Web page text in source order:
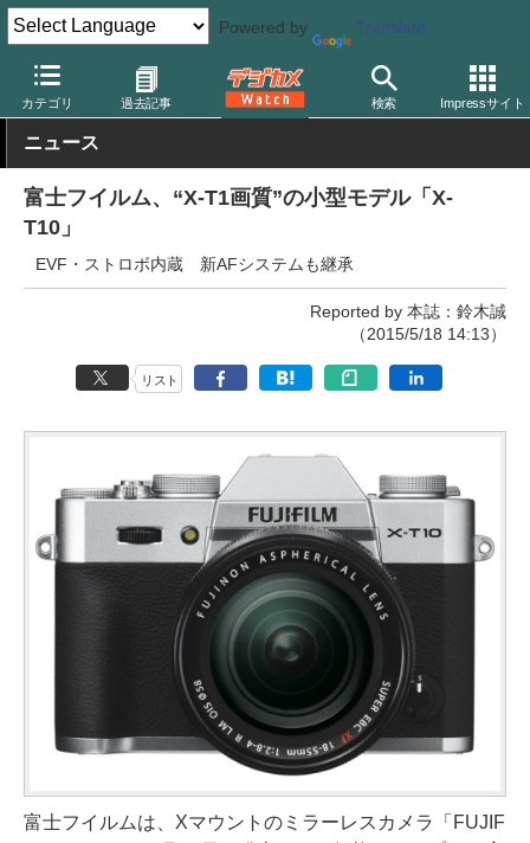
Powered by Translate
カテゴリ 過去記事 検索 Impressサイト
デジカメ Watch カメラ ミラーレスカメラ 富士フイルム
ニュース
富士フイルム、“X-T1画質”の小型モデル「X-
T10」
EVF・ストロボ内蔵 新AFシステムも継承
Reported by 本誌：鈴木誠
（2015/5/18 14:13）
リスト
富士フイルムは、Xマウントのミラーレスカメラ「FUJIF